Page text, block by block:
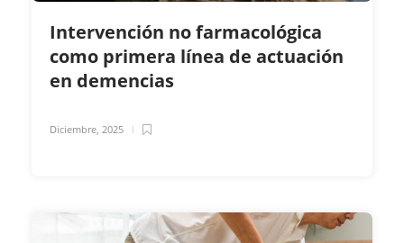
Intervención no farmacológica
como primera línea de actuación
en demencias
Diciembre, 2025